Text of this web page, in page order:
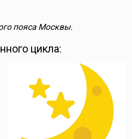
пояса Москвы.
цикла: